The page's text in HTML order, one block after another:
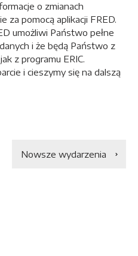
o zmianach
za pomocą aplikacji FRED.
umożliwi Państwo pełne
i że będą Państwo z
z programu ERIC.
i cieszymy się na dalszą
Nowsze wydarzenia